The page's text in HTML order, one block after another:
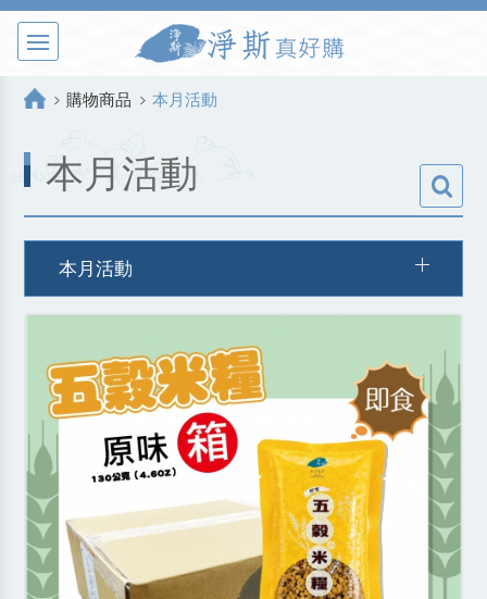
購物商品 本月活動
本月活動
本月活動